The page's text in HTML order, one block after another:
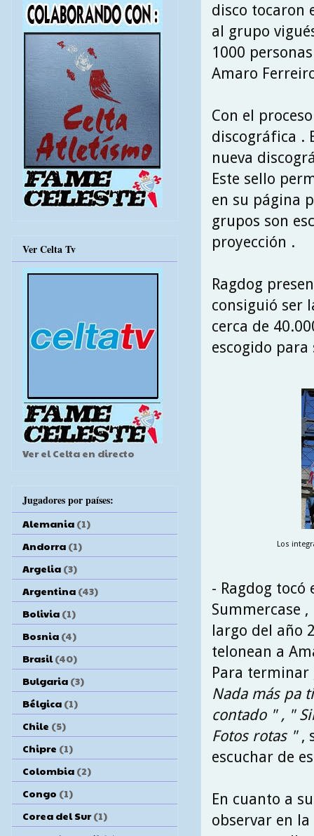
disco tocaron
al grupo
1000
Amaro
Con el
discográfica .
nueva
Este sello
en su página
grupos son
proyección .
Ragdog
consiguió ser
cerca de
escogido para
Los
- Ragdog tocó
Summercase
largo del año
telonean a
Para terminar
Nada más pa
contado " , "
Fotos rotas ",
escuchar de
En cuanto a
observar en
Ver Celta Tv
Ver el Celta en directo
Jugadores por países:
Alemania (1)
Andorra (1)
Argelia (3)
Argentina (43)
Bolivia (1)
Bosnia (4)
Brasil (40)
Bulgaria (3)
Bélgica (1)
Chile (5)
Chipre (1)
Colombia (2)
Congo (1)
Corea del Sur (1)